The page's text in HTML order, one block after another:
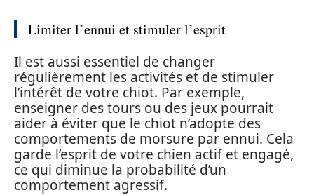
Limiter l’ennui et stimuler l’esprit
Il est aussi essentiel de changer
régulièrement les activités et de stimuler
l’intérêt de votre chiot. Par exemple,
enseigner des tours ou des jeux pourrait
aider à éviter que le chiot n’adopte des
comportements de morsure par ennui. Cela
garde l’esprit de votre chien actif et engagé,
ce qui diminue la probabilité d’un
comportement agressif.